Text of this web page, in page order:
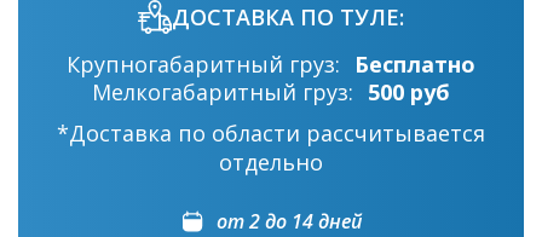
ДОСТАВКА ПО ТУЛЕ:
Крупногабаритный груз:
Бесплатно
Мелкогабаритный груз: 500 руб
*Доставка по области рассчитывается
отдельно
от 2 до 14 дней